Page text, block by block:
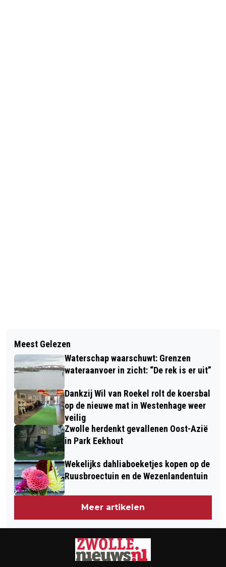
FIGHTER LION VAN START GEGAAN:
LANDMACHT OEFENT GROOTSCHALIG
OPTREDEN OP MEERDERE LOCATIES
IN NEDERLAND
SP WIL ANTWOORDEN OP VRAGEN
OVER VERKEERSVEILIGHEID KRUISING
BACHLAAN MET DE MIDDELWEG
Meest Gelezen
Waterschap waarschuwt: Grenzen
wateraanvoer in zicht: “De rek is er uit”
Dankzij Wil van Roekel rolt de koersbal
op de nieuwe mat in Westenhage weer
veilig
Zwolle herdenkt gevallenen Oost-Azië
in Park Eekhout
Wekelijks dahliaboeketjes kopen op de
Ruusbroectuin en de Wezenlandentuin
Meer artikelen